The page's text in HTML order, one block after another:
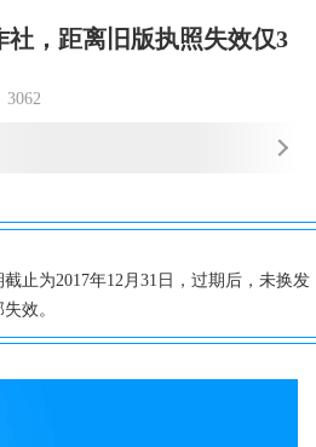
，距离旧版执照失效仅3
3062
止为2017年12月31日，过期后，未换发
效。